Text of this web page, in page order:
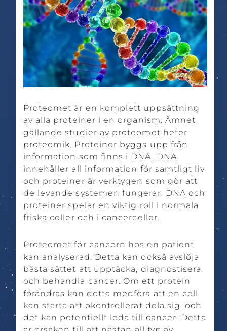
Proteomet är en komplett uppsättning
av alla proteiner i en organism. Ämnet
gällande studier av proteomet heter
proteomik. Proteiner byggs upp från
information som finns i DNA. DNA
innehåller all information för samtligt liv
och proteiner är verktygen som gör att
de levande systemen fungerar. DNA och
proteiner spelar en viktig roll i normala
friska celler och i cancerceller.
Proteomet för cancern hos en patient
kan analyserad. Detta kan också avslöja
bästa sättet att upptäcka, diagnostisera
och behandla cancer. Om ett protein
förändras kan detta medföra att en cell
kan starta att okontrollerat dela sig, och
det kan potentiellt leda till cancer. Detta